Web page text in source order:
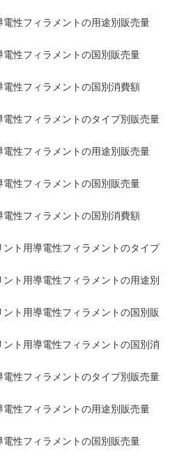
電性フィラメントの用途別販売量
電性フィラメントの国別販売量
電性フィラメントの国別消費額
電性フィラメントのタイプ別販売量
電性フィラメントの用途別販売量
電性フィラメントの国別販売量
電性フィラメントの国別消費額
ント用導電性フィラメントのタイプ
ント用導電性フィラメントの用途別
ント用導電性フィラメントの国別販
ント用導電性フィラメントの国別消
電性フィラメントのタイプ別販売量
電性フィラメントの用途別販売量
電性フィラメントの国別販売量